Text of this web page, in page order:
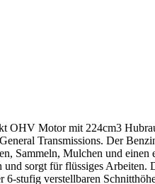
Motor mit 224cm3
Transmissions. Der
Sammeln, Mulchen und
sorgt für flüssiges
stufig verstellbaren